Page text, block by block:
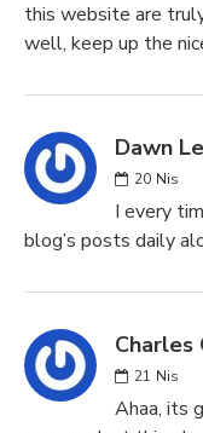
this website are
well, keep up the
Dawn
20 Nis
I every
blog’s posts daily
Charles
21 Nis
Ahaa, its